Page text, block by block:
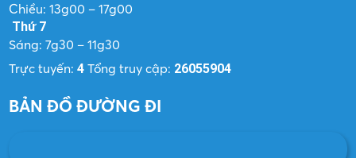
Chiều: 13g00 – 17g00
Thứ 7
Sáng: 7g30 – 11g30
Trực tuyến:4 Tổng truy cập: 26055904
BẢN ĐỒ ĐƯỜNG ĐI